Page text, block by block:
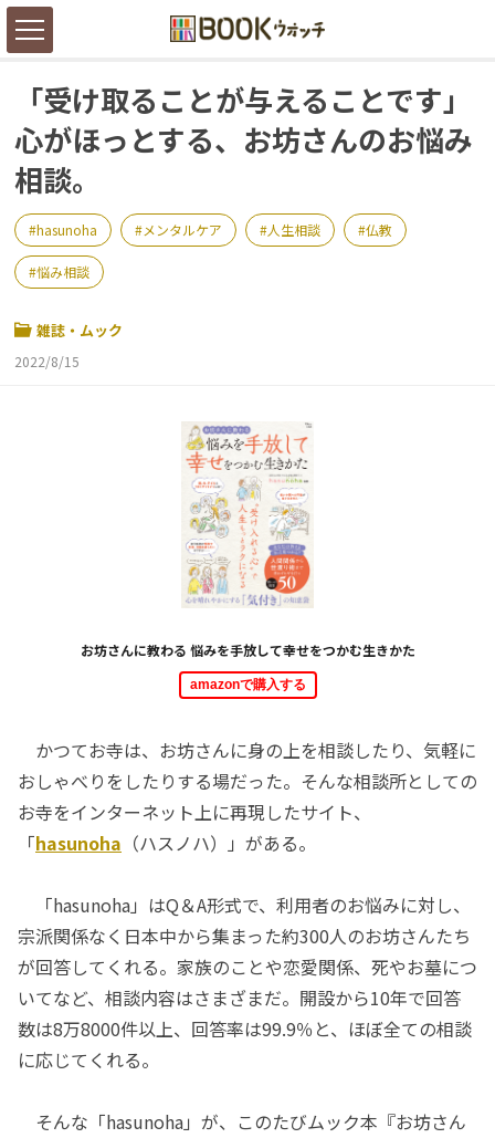
「受け取ることが与えることです」
心がほっとする、お坊さんのお悩み
相談。
hasunoha メンタルケア 人生相談 仏教
悩み相談
雑誌・ムック
2022/8/15
お坊さんに教わる 悩みを手放して幸せをつかむ生きかた
amazonで購入する
かつてお寺は、お坊さんに身の上を相談したり、気軽に
おしゃべりをしたりする場だった。そんな相談所としての
お寺をインターネット上に再現したサイト、
「hasunoha （ハスノハ）」がある。
「hasunoha」はQ＆A形式で、利用者のお悩みに対し、
宗派関係なく日本中から集まった約300人のお坊さんたち
が回答してくれる。家族のことや恋愛関係、死やお墓につ
いてなど、相談内容はさまざまだ。開設から10年で回答
数は8万8000件以上、回答率は99.9％と、ほぼ全ての相談
に応じてくれる。
そんな「hasunoha」が、このたびムック本『お坊さん